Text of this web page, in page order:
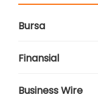
Bursa
Finansial
Business Wire